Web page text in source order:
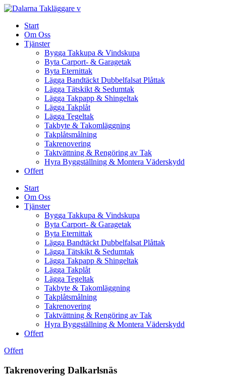
Skip
contentStart
Om Oss
Tjänster
Bygga Takkupa & Vindskupa
Byta Carport- & Garagetak
Byta Eternittak
Lägga Bandtäckt Dubbelfalsat Plåttak
Lägga Tätskikt & Sedumtak
Lägga Takpapp & Shingeltak
Lägga Takplåt
Lägga Tegeltak
Takbyte & Takomläggning
Takplåtsmålning
Takrenovering
Taktvättning & Rengöring av Tak
Hyra Byggställning & Montera Väderskydd
Offert
Start
Om Oss
Tjänster
Bygga Takkupa & Vindskupa
Byta Carport- & Garagetak
Byta Eternittak
Lägga Bandtäckt Dubbelfalsat Plåttak
Lägga Tätskikt & Sedumtak
Lägga Takpapp & Shingeltak
Lägga Takplåt
Lägga Tegeltak
Takbyte & Takomläggning
Takplåtsmålning
Takrenovering
Taktvättning & Rengöring av Tak
Hyra Byggställning & Montera Väderskydd
Offert
Offert
Takrenovering Dalkarlsnäs